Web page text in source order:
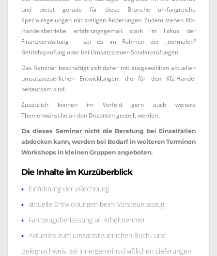
und bietet gerade für diese Branche umfangreiche
Spezialregelungen mit stetigen Änderungen. Zudem stehen Kfz-
Handelsbetriebe erfahrungsgemäß stark im Fokus der
Finanzverwaltung – sei es im Rahmen der „normalen“
Betriebsprüfung oder bei Umsatzsteuer-Sonderprüfungen.
Das Seminar beschäftigt sich daher mit ausgewählten aktuellen
umsatzsteuerlichen Entwicklungen, die für den Kfz-Handel
bedeutsam sind.
Zusätzlich können im Vorfeld gern auch weitere
Themenwünsche an den Dozenten gestellt werden.
Da dieses Seminar nicht die Beratung bei Einzelfällen
abdecken kann, werden bei Bedarf in weiteren Terminen
Workshops in kleinen Gruppen angeboten.
Die Inhalte im Kurzüberblick
Einführung der eRechnung
aktuelle Entwicklungen beim Vorsteuerabzug
Fahrzeugüberlassung an Arbeitnehmer
Aktuelles zum umsatzsteuerlichen Buch- und
Belegnachweis bei innergemeinschaftlichen Lieferungen